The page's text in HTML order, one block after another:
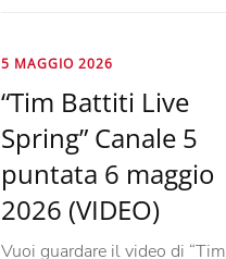
5 MAGGIO 2026
“Tim Battiti Live
Spring” Canale 5
puntata 6 maggio
2026 (VIDEO)
Vuoi guardare il video di “Tim